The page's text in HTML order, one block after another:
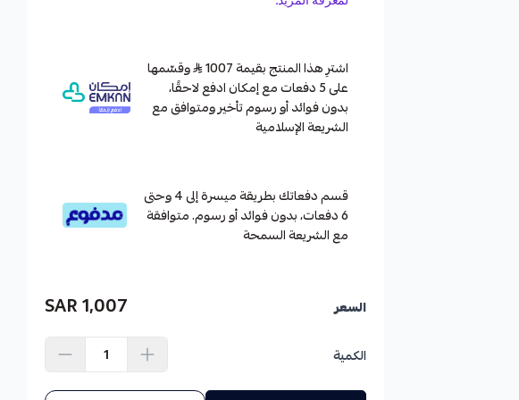
اشترِ هذا المنتج بقيمة 1007
وقسّمها
على 5 دفعات مع إمكان ادفع لاحقًا،
بدون فوائد أو رسوم تأخير ومتوافق مع
الشريعة الإسلامية
قسم دفعاتك بطريقة ميسرة إلى 4 وحتى
6 دفعات، بدون فوائد أو رسوم. متوافقة
مع الشريعة السمحة
السعر 1,007 SAR
الكمية